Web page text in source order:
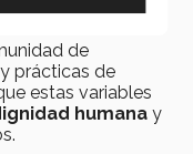
de
prácticas de
estas variables
humana y